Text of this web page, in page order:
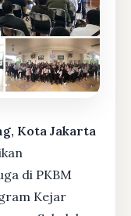
Kota Jakarta
di PKBM
Kejar